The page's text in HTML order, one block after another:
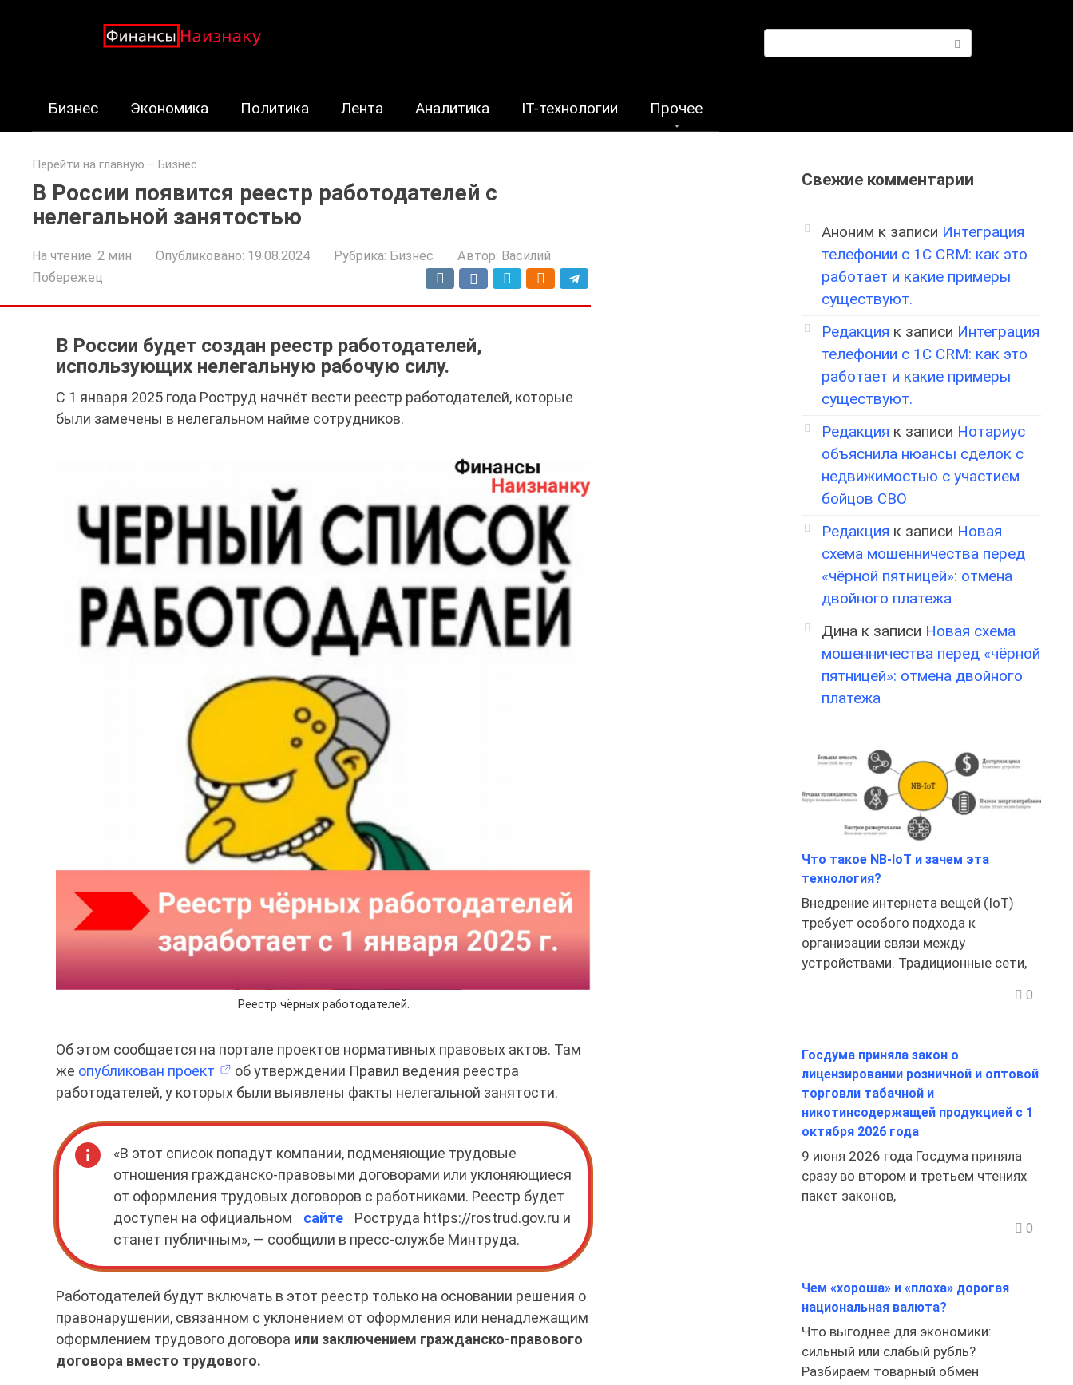
Бизнес Экономика Политика Лента Аналитика IT-технологии Прочее
Перейти на главную – Бизнес
В России появится реестр работодателей с
нелегальной занятостью
На чтение: 2 мин Опубликовано: 19.08.2024 Рубрика: Бизнес Автор: Василий
Побережец
В России будет создан реестр работодателей,
использующих нелегальную рабочую силу.
С 1 января 2025 года Роструд начнёт вести реестр работодателей, которые
были замечены в нелегальном найме сотрудников.
Реестр чёрных работодателей.
Об этом сообщается на портале проектов нормативных правовых актов. Там
же опубликован проект
об утверждении Правил ведения реестра
работодателей, у которых были выявлены факты нелегальной занятости.
«В этот список попадут компании, подменяющие трудовые
отношения гражданско-правовыми договорами или уклоняющиеся
от оформления трудовых договоров с работниками. Реестр будет
доступен на официальном
сайте
Роструда https://rostrud.gov.ru и
станет публичным», — сообщили в пресс-службе Минтруда.
Работодателей будут включать в этот реестр только на основании решения о
правонарушении, связанном с уклонением от оформления или ненадлежащим
оформлением трудового договора или заключением гражданско-правового
договора вместо трудового.
Свежие комментарии
Аноним к записи Интеграция
телефонии с 1С CRM: как это
работает и какие примеры
существуют.
Редакция к записи Интеграция
телефонии с 1С CRM: как это
работает и какие примеры
существуют.
Редакция к записи Нотариус
объяснила нюансы сделок с
недвижимостью с участием
бойцов СВО
Редакция к записи Новая
схема мошенничества перед
«чёрной пятницей»: отмена
двойного платежа
Дина к записи Новая схема
мошенничества перед «чёрной
пятницей»: отмена двойного
платежа
Что такое NB-IoT и зачем эта
технология?
Внедрение интернета вещей (IoT)
требует особого подхода к
организации связи между
устройствами. Традиционные сети,
0
Госдума приняла закон о
лицензировании розничной и оптовой
торговли табачной и
никотинсодержащей продукцией с 1
октября 2026 года
9 июня 2026 года Госдума приняла
сразу во втором и третьем чтениях
пакет законов,
0
Чем «хороша» и «плоха» дорогая
национальная валюта?
Что выгоднее для экономики:
сильный или слабый рубль?
Разбираем товарный обмен